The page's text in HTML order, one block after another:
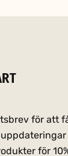
för att
för